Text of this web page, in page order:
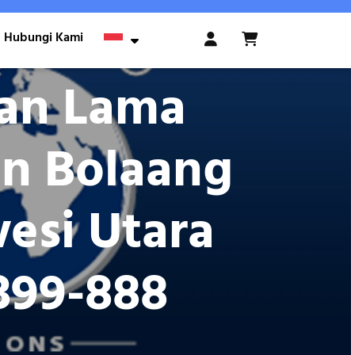
Hubungi Kami
Login
Lama
Bolaang
Utara
888